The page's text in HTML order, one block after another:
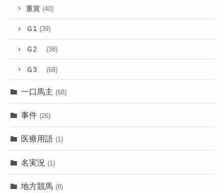
重賞 (40)
Ｇ1 (39)
Ｇ2 (38)
Ｇ3 (68)
一口馬主 (68)
事件 (26)
医療用語 (1)
名実況 (1)
地方競馬 (8)